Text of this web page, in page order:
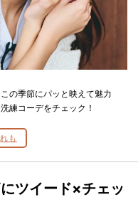
の季節にパッと映えて魅力
練コーデをチェック！
も
ツイード×チェッ